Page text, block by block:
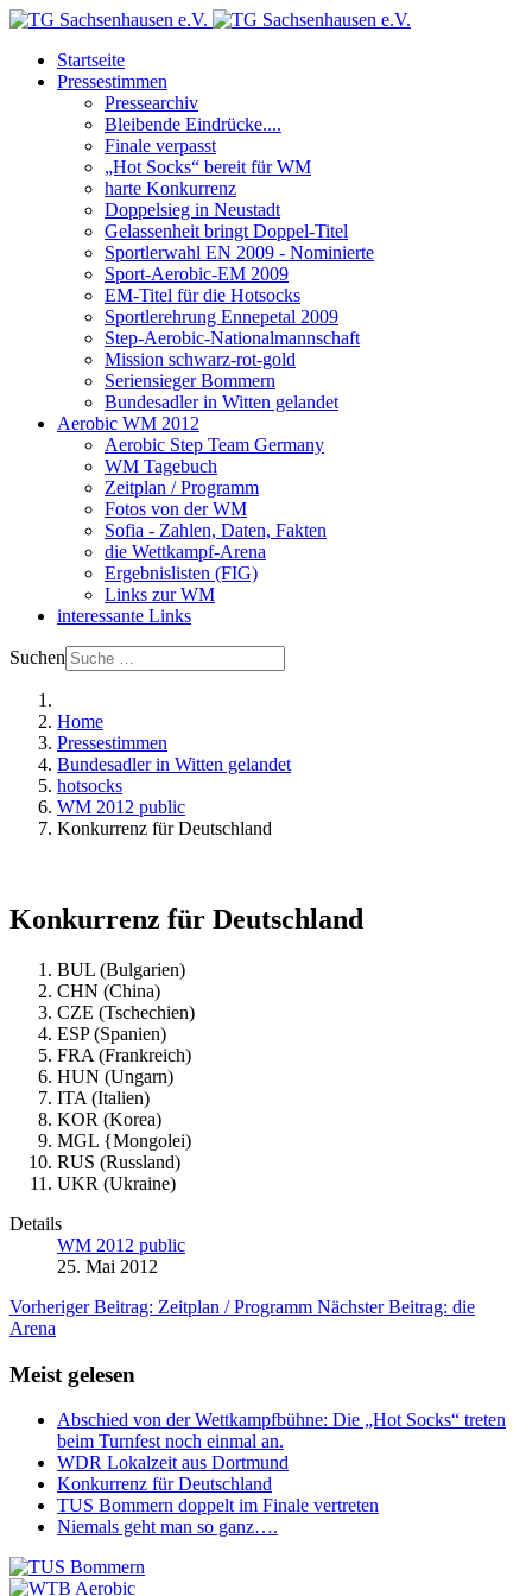
Startseite
Pressestimmen
Pressearchiv
Bleibende Eindrücke....
Finale verpasst
„Hot Socks“ bereit für WM
harte Konkurrenz
Doppelsieg in Neustadt
Gelassenheit bringt Doppel-Titel
Sportlerwahl EN 2009 - Nominierte
Sport-Aerobic-EM 2009
EM-Titel für die Hotsocks
Sportlerehrung Ennepetal 2009
Step-Aerobic-Nationalmannschaft
Mission schwarz-rot-gold
Seriensieger Bommern
Bundesadler in Witten gelandet
Aerobic WM 2012
Aerobic Step Team Germany
WM Tagebuch
Zeitplan / Programm
Fotos von der WM
Sofia - Zahlen, Daten, Fakten
die Wettkampf-Arena
Ergebnislisten (FIG)
Links zur WM
interessante Links
Suchen
Home
Pressestimmen
Bundesadler in Witten gelandet
hotsocks
WM 2012 public
Konkurrenz für Deutschland
Konkurrenz für Deutschland
BUL (Bulgarien)
CHN (China)
CZE (Tschechien)
ESP (Spanien)
FRA (Frankreich)
HUN (Ungarn)
ITA (Italien)
KOR (Korea)
MGL {Mongolei)
RUS (Russland)
UKR (Ukraine)
Details
WM 2012 public
25. Mai 2012
Vorheriger Beitrag: Zeitplan / Programm Nächster Beitrag: die
Arena
Meist gelesen
Abschied von der Wettkampfbühne: Die „Hot Socks“ treten
beim Turnfest noch einmal an.
WDR Lokalzeit aus Dortmund
Konkurrenz für Deutschland
TUS Bommern doppelt im Finale vertreten
Niemals geht man so ganz….